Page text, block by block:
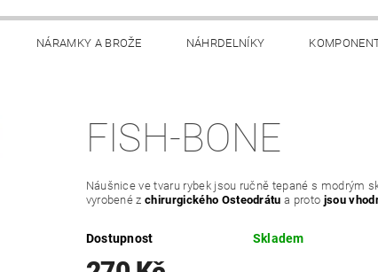
NÁRAMKY A BROŽE NÁHRDELNÍKY
FISH-BONE
Náušnice ve tvaru rybek jsou ručně tepané s modrým
vyrobené z chirurgického Osteodrátu a proto jsou
Dostupnost Skladem